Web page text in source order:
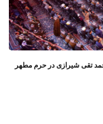
تقی شیرازی در حرم مطهر